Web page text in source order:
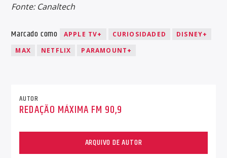
Fonte: Canaltech
Marcado como APPLE TV+ CURIOSIDADED
DISNEY+
MAX
NETFLIX PARAMOUNT+
AUTOR
REDAÇÃO MÁXIMA FM 90,9
ARQUIVO DE AUTOR